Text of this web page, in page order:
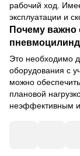
рабочий ход.
эксплуатации и
Почему важно
Это необходимо
оборудования с
можно
плановой
неэффективным